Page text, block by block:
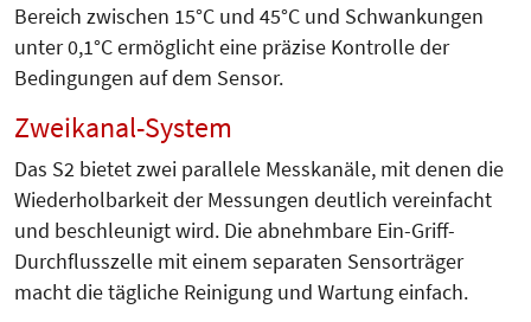
Bereich zwischen 15°C und 45°C und Schwankungen
unter 0,1°C ermöglicht eine präzise Kontrolle der
Bedingungen auf dem Sensor.
Zweikanal-System
Das S2 bietet zwei parallele Messkanäle, mit denen die
Wiederholbarkeit der Messungen deutlich vereinfacht
und beschleunigt wird. Die abnehmbare Ein-Griff-
Durchflusszelle mit einem separaten Sensorträger
macht die tägliche Reinigung und Wartung einfach.